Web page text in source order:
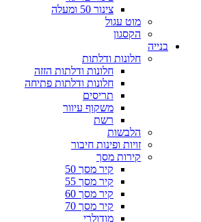
צינור 50 ומעלה
מוט עגול
הקסגון
בנייה
חלונות ודלתות
חלונות ודלתות הזזה
חלונות ודלתות פתיחה
תריסים
משקוף עיוור
רשת
הלבשות
זויות ופינות חיבור
קירות מסך
קיר מסך 50
קיר מסך 55
קיר מסך 60
קיר מסך 70
מודולרי